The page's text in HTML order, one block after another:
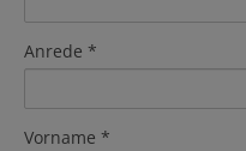
Anrede
Vorname